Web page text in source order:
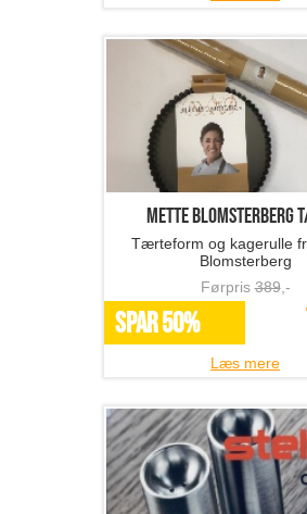
Mette Blomsterberg
Tærteform og kagerulle
Blomsterberg
Førpris389,-
SPAR 50%
Læs mere